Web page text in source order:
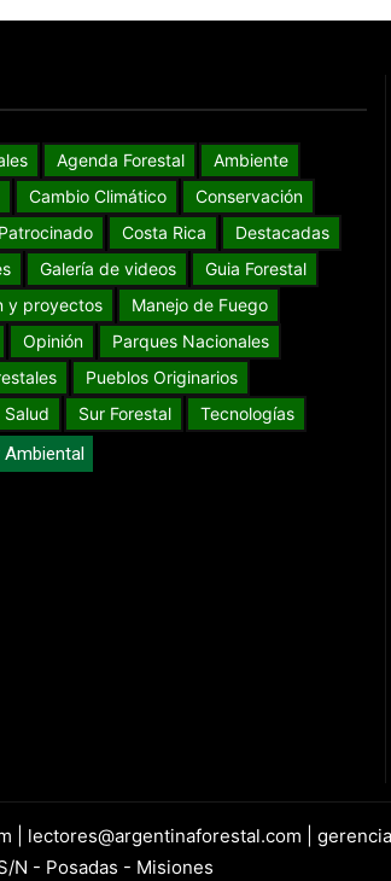
Agenda Forestal
Ambiente
Cambio Climático
Conservación
Costa Rica
Destacadas
Galería de videos
Guia Forestal
y proyectos
Manejo de Fuego
Opinión
Parques Nacionales
Pueblos Originarios
Salud Sur Forestal Tecnologías
Ambiental
| lectores@argentinaforestal.com |
N - Posadas - Misiones